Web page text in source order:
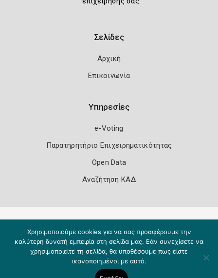
Σελίδες
Αρχική
Επικοινωνία
Υπηρεσίες
e-Voting
Παρατηρητήριο Επιχειρηματικότητας
Open Data
Αναζήτηση ΚΑΔ
Χρησιμοποιούμε cookies για να σας προσφέρουμε την
καλύτερη δυνατή εμπειρία στη σελίδα μας. Εάν συνεχίσετε να
χρησιμοποιείτε τη σελίδα, θα υποθέσουμε πως είστε
ικανοποιημένοι με αυτό.
Copyright 2026 Knowledge A.E.